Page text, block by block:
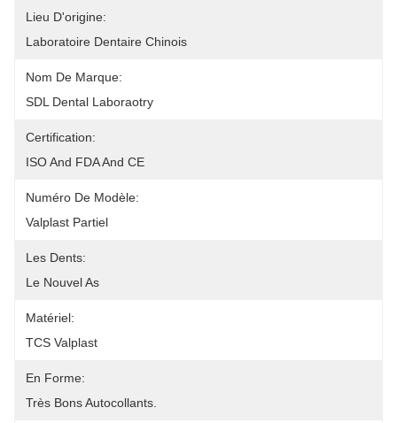
Lieu D'origine:
Laboratoire Dentaire Chinois
Nom De Marque:
SDL Dental Laboraotry
Certification:
ISO And FDA And CE
Numéro De Modèle:
Valplast Partiel
Les Dents:
Le Nouvel As
Matériel:
TCS Valplast
En Forme:
Très Bons Autocollants.